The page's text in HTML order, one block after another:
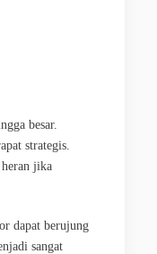
besar.
strategis.
jika
dapat berujung
sangat